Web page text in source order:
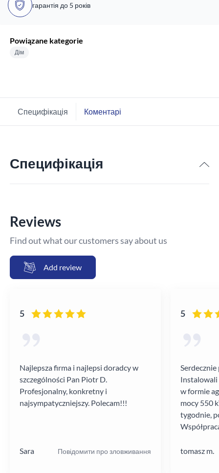
гарантія до 5 років
Powiązane kategorie
Дім
Специфікація Коментарі
Специфікація
Reviews
Find out what our customers say about us
Add review
5
Najlepsza firma i najlepsi doradcy w
szczególności Pan Piotr D.
Profesjonalny, konkretny i
najsympatyczniejszy. Polecam!!!
Sara Повідомити про зловживання
5
Instalowali
w formie
mocy 550
tygodnie,
tomasz m.